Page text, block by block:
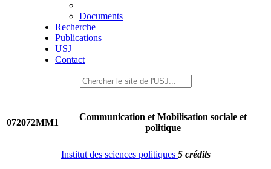
Documents
Recherche
Publications
USJ
Contact
072072MM1
Communication et Mobilisation sociale et
politique
Institut des sciences politiques 5 crédits